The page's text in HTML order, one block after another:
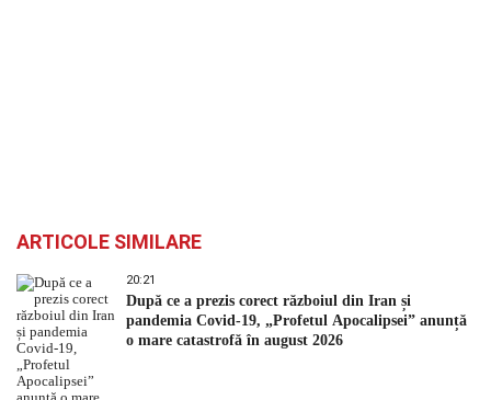
ARTICOLE SIMILARE
20:21
După ce a prezis corect războiul din Iran și
pandemia Covid-19, „Profetul Apocalipsei” anunță
o mare catastrofă în august 2026